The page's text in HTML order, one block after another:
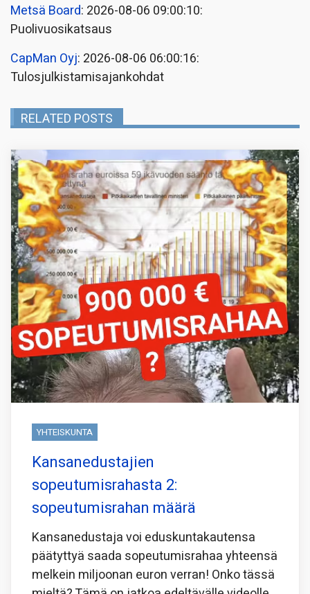
Metsä Board: 2026-08-06 09:00:10:
Puolivuosikatsaus
CapMan Oyj: 2026-08-06 06:00:16:
Tulosjulkistamisajankohdat
RELATED POSTS
YHTEISKUNTA
Kansanedustajien
sopeutumisrahasta 2:
sopeutumisrahan määrä
Kansanedustaja voi eduskuntakautensa
päätyttyä saada sopeutumisrahaa yhteensä
melkein miljoonan euron verran! Onko tässä